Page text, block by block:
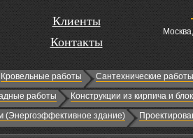
Клиенты
Контакты
Кровельные работы
Сантехнические работы
работы
Конструкции из кирпича и
(Энергоэффективное здание)